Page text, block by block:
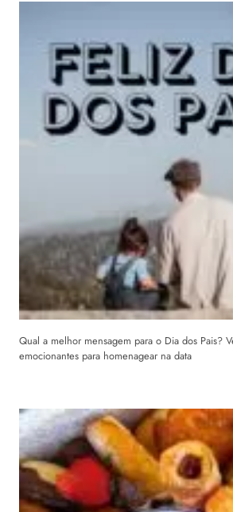
Qual a melhor mensagem para o Dia dos Pais?
emocionantes para homenagear na data